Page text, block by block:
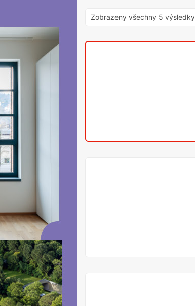
Zobrazeny všechny 5 výsledky